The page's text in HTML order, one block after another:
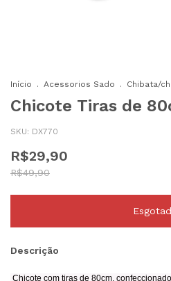
Início . Acessorios Sado . Chibata/
Chicote Tiras de
SKU: DX770
R$29,90
R$49,90
Descrição
Chicote com tiras de 80cm,